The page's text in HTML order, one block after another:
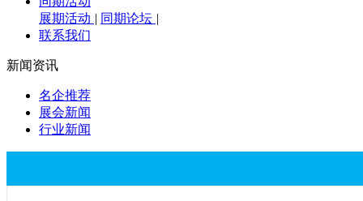
展期活动 | 同期论坛 |
联系我们
新闻资讯
名企推荐
展会新闻
行业新闻